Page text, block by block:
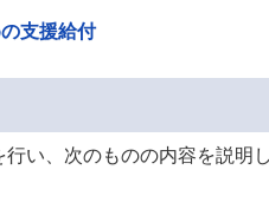
支援給付
い、次のものの内容を説